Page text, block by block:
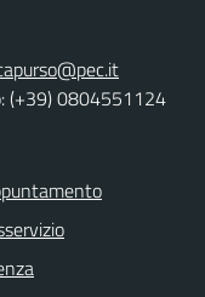
(+39) 0804551124